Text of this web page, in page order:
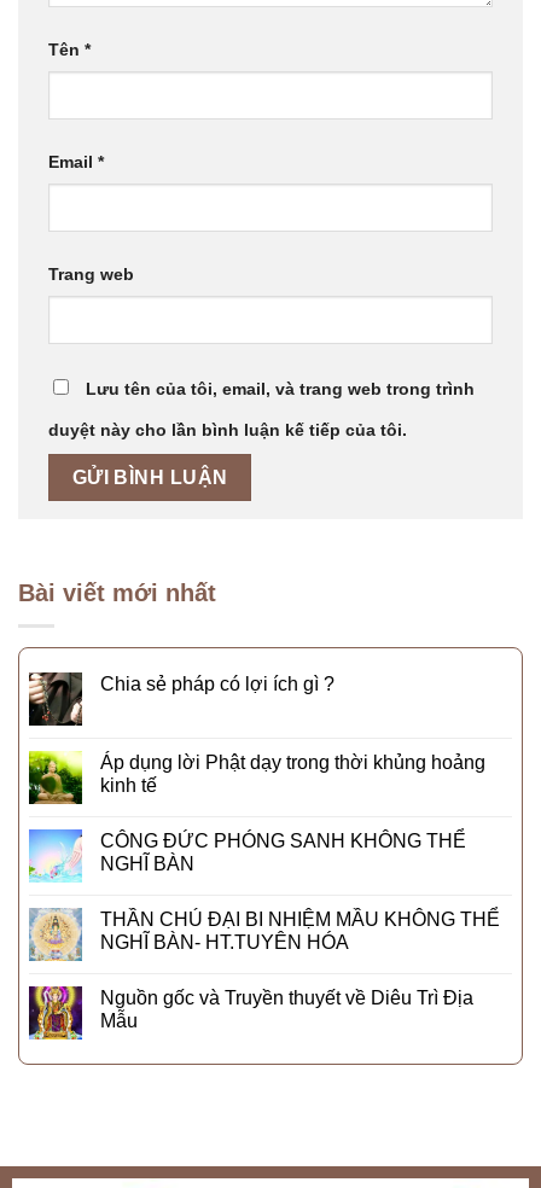
Tên *
Email *
Trang web
Lưu tên của tôi, email, và trang web trong trình
duyệt này cho lần bình luận kế tiếp của tôi.
Bài viết mới nhất
Chia sẻ pháp có lợi ích gì ?
Áp dụng lời Phật dạy trong thời khủng hoảng
kinh tế
CÔNG ĐỨC PHÓNG SANH KHÔNG THỂ
NGHĨ BÀN
THẦN CHÚ ĐẠI BI NHIỆM MẦU KHÔNG THỂ
NGHĨ BÀN- HT.TUYÊN HÓA
Nguồn gốc và Truyền thuyết về Diêu Trì Địa
Mẫu